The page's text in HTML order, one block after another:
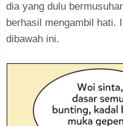
dia yang dulu
berhasil mengambil hati.
dibawah ini.